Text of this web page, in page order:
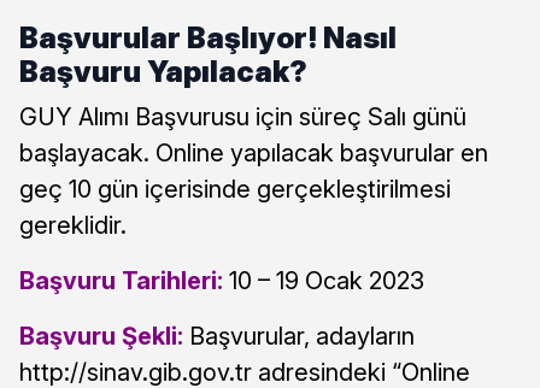
Başvurular Başlıyor! Nasıl
Başvuru Yapılacak?
GUY Alımı Başvurusu için süreç Salı günü
başlayacak. Online yapılacak başvurular en
geç 10 gün içerisinde gerçekleştirilmesi
gereklidir.
Başvuru Tarihleri: 10 – 19 Ocak 2023
Başvuru Şekli: Başvurular, adayların
http://sinav.gib.gov.tr adresindeki “Online